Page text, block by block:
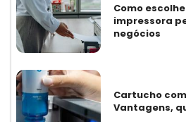
Como
impressora
negócios
Cartucho
Vantagens,